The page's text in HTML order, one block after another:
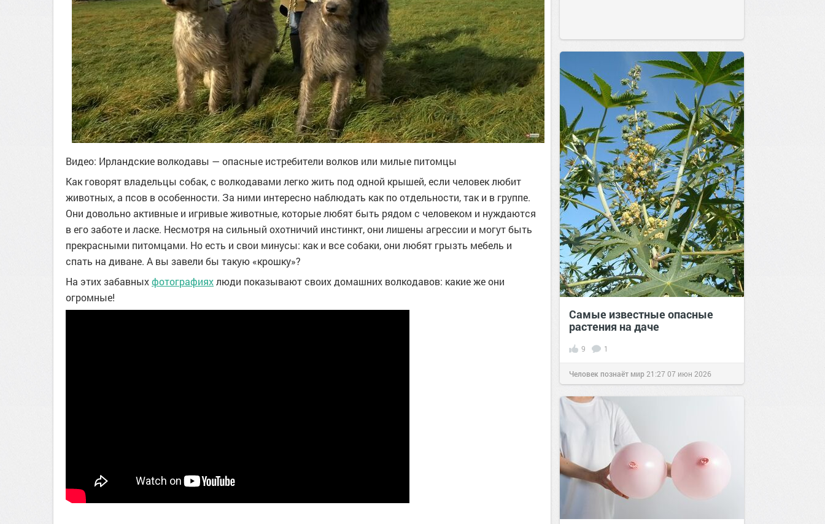
Видео: Ирландские волкодавы — опасные истребители волков или милые питомцы
Как говорят владельцы собак, с волкодавами легко жить под одной крышей, если человек любит
животных, а псов в особенности. За ними интересно наблюдать как по отдельности, так и в группе.
Они довольно активные и игривые животные, которые любят быть рядом с человеком и нуждаются
в его заботе и ласке. Несмотря на сильный охотничий инстинкт, они лишены агрессии и могут быть
прекрасными питомцами. Но есть и свои минусы: как и все собаки, они любят грызть мебель и
спать на диване. А вы завели бы такую «крошку»?
На этих забавныхфотографияхлюди показывают своих домашних волкодавов: какие же они
огромные!
Самые известные опасные
растения на даче
9 1
Человек познаёт мир 21:27 07 июн 2026